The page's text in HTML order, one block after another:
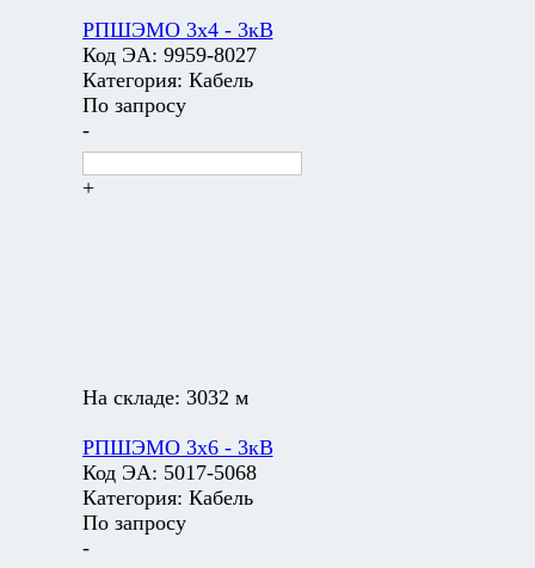
РПШЭМО 3х4 - 3кВ
Код ЭА: 9959-8027
Категория: Кабель
По запросу
-
+
На складе: 3032 м
РПШЭМО 3х6 - 3кВ
Код ЭА: 5017-5068
Категория: Кабель
По запросу
-